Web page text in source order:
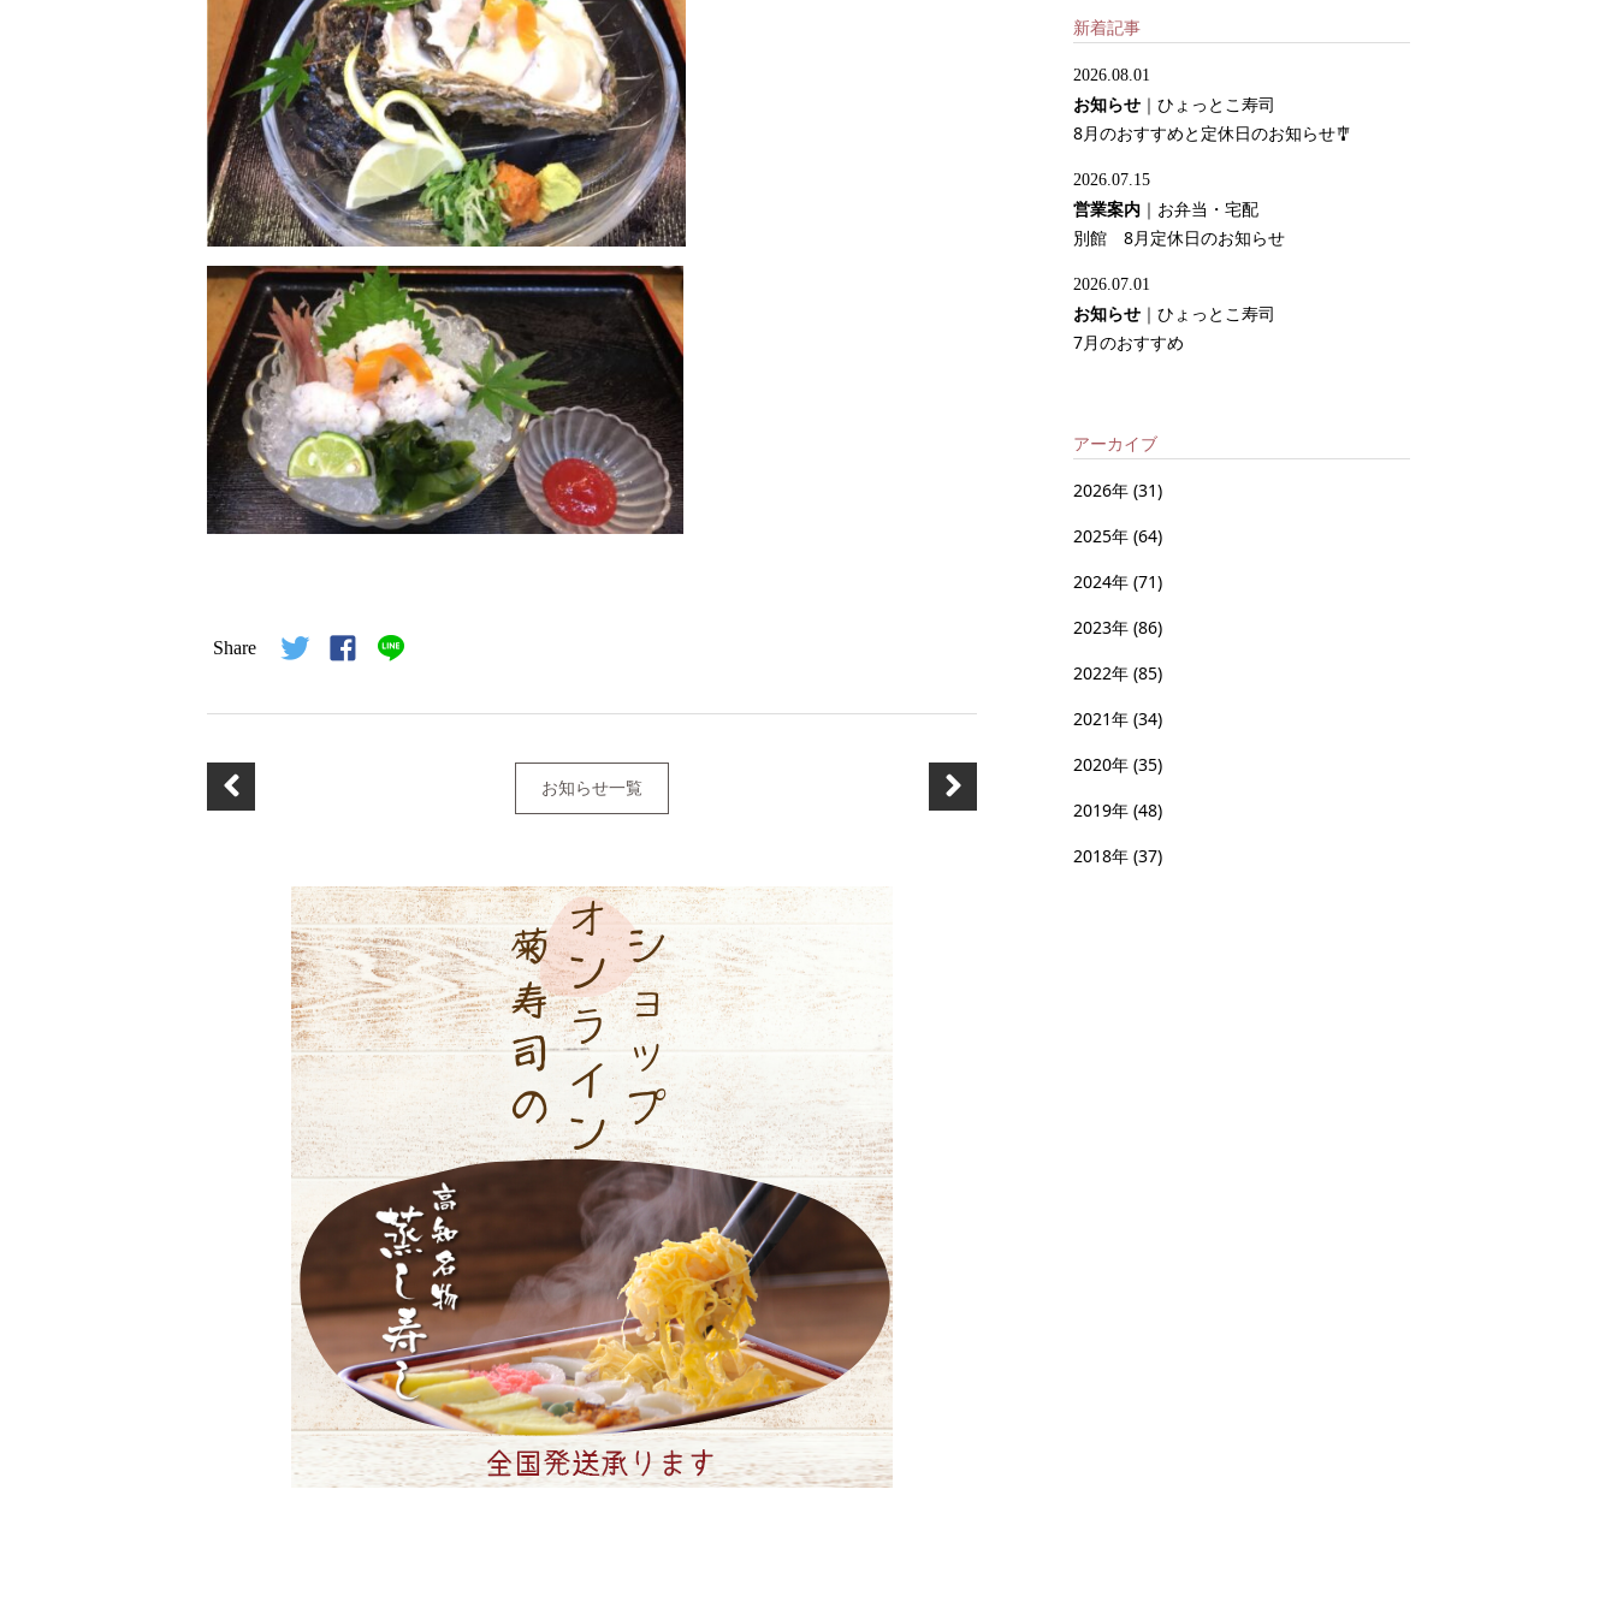
Share
お知らせ一覧
新着記事
2026.08.01
お知らせ ｜ ひょっとこ寿司
8月のおすすめと定休日のお知らせ🎐
2026.07.15
営業案内 ｜ お弁当・宅配
別館 8月定休日のお知らせ
2026.07.01
お知らせ ｜ ひょっとこ寿司
7月のおすすめ
アーカイブ
2026年 (31)
2025年 (64)
2024年 (71)
2023年 (86)
2022年 (85)
2021年 (34)
2020年 (35)
2019年 (48)
2018年 (37)